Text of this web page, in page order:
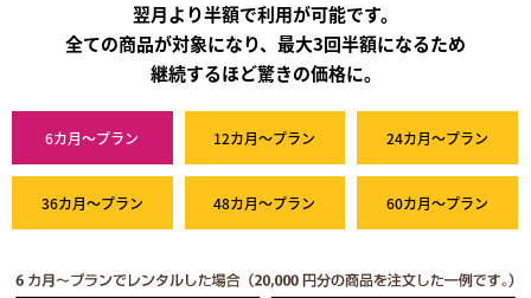
翌月より半額で利用が可能です。
全ての商品が対象になり、最大3回半額になるため
継続するほど驚きの価格に。
6カ月～プラン 12カ月～プラン 24カ月～プラン
36カ月～プラン 48カ月～プラン 60カ月～プラン